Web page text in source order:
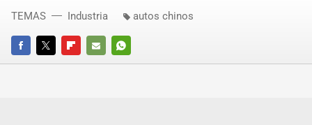
FACEBOOKTWITTERFLIPBOARD
E-
WHATSAPP
TEMAS Industria autos chinos